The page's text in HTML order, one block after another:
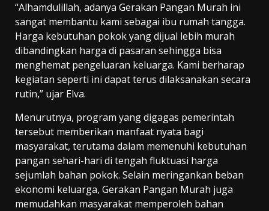
“Alhamdulillah, adanya Gerakan Pangan Murah ini
sangat membantu kami sebagai ibu rumah tangga.
Harga kebutuhan pokok yang dijual lebih murah
dibandingkan harga di pasaran sehingga bisa
menghemat pengeluaran keluarga. Kami berharap
kegiatan seperti ini dapat terus dilaksanakan secara
rutin,” ujar Elva.
Menurutnya, program yang digagas pemerintah
tersebut memberikan manfaat nyata bagi
masyarakat, terutama dalam memenuhi kebutuhan
pangan sehari-hari di tengah fluktuasi harga
sejumlah bahan pokok. Selain meringankan beban
ekonomi keluarga, Gerakan Pangan Murah juga
memudahkan masyarakat memperoleh bahan